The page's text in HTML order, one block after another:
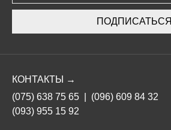
ПОДПИСАТЬСЯ
КОНТАКТЫ →
(075) 638 75 65
(096) 609 84 32
(093) 955 15 92